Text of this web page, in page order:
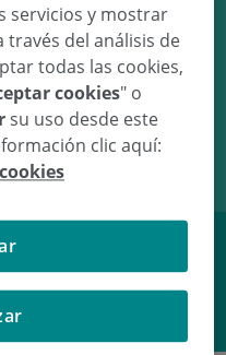
4.87Kg 53cm
Twitter
servicios y mostrar
del análisis de
todas las cookies,
cookies" o
su uso desde este
clic aquí: